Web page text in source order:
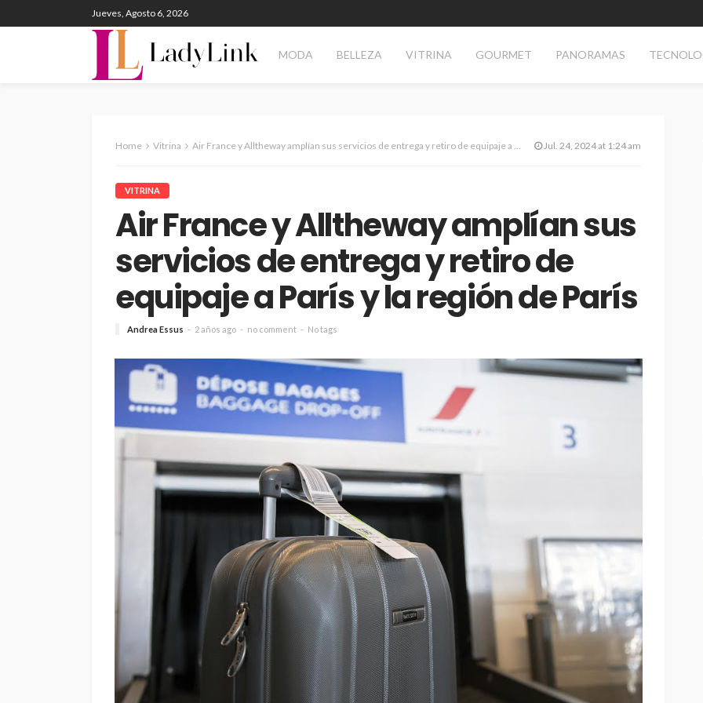
Jueves, Agosto 6, 2026
MODA BELLEZA VITRINA GOURMET PANORAMAS
Home Vitrina Air France y Alltheway amplían sus servicios de entrega y retiro de equipaje a París y la región de París Jul. 24, 2024 at 1:24 am
VITRINA
Air France y Alltheway amplían sus
servicios de entrega y retiro de
equipaje a París y la región de París
Andrea Essus 2 años ago no comment No tags
“Harry Potter y la piedra
filosofal” vuelve a la pantalla
grande para celebrar sus 25
años
Andrea Essus
SALUD
Elegir mejor: la alimentación
consciente se abre paso